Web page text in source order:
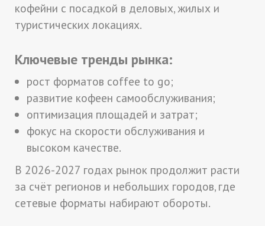
кофейни с посадкой в деловых, жилых и
туристических локациях.
Ключевые тренды рынка:
рост форматов coffee to go;
развитие кофеен самообслуживания;
оптимизация площадей и затрат;
фокус на скорости обслуживания и
высоком качестве.
В 2026-2027 годах рынок продолжит расти
за счёт регионов и небольших городов, где
сетевые форматы набирают обороты.